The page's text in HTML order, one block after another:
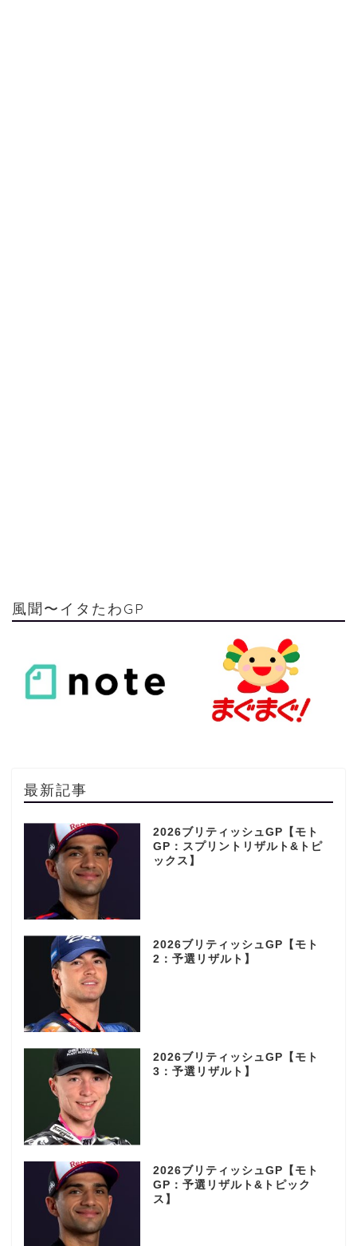
風聞〜イタたわGP
最新記事
2026ブリティッシュGP【モト
GP：スプリントリザルト&トピ
ックス】
2026ブリティッシュGP【モト
2：予選リザルト】
2026ブリティッシュGP【モト
3：予選リザルト】
2026ブリティッシュGP【モト
GP：予選リザルト&トピック
ス】